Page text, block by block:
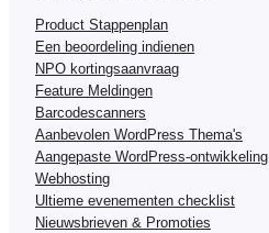
Product Stappenplan
Een beoordeling indienen
NPO kortingsaanvraag
Feature Meldingen
Barcodescanners
Aanbevolen WordPress Thema's
Aangepaste WordPress-ontwikkeling
Webhosting
Ultieme evenementen checklist
Nieuwsbrieven & Promoties